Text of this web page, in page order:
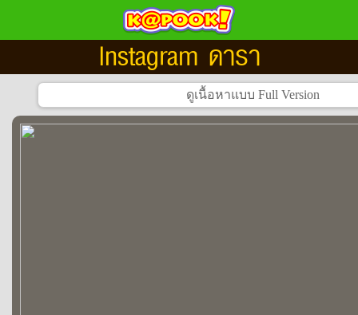
Instagram ดารา